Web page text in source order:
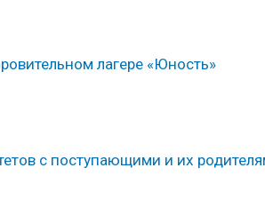
лагере «Юность»
с поступающими и их